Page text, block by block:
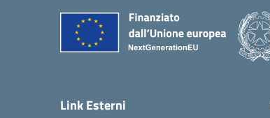
Link Esterni